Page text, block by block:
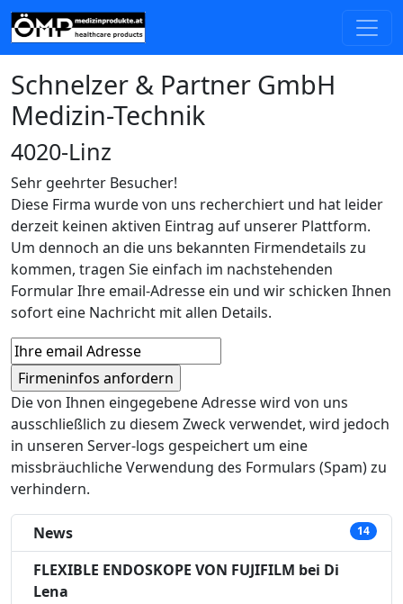
Schnelzer & Partner GmbH
Medizin-Technik
4020-Linz
Sehr geehrter Besucher!
Diese Firma wurde von uns recherchiert und hat leider
derzeit keinen aktiven Eintrag auf unserer Plattform.
Um dennoch an die uns bekannten Firmendetails zu
kommen, tragen Sie einfach im nachstehenden
Formular Ihre email-Adresse ein und wir schicken Ihnen
sofort eine Nachricht mit allen Details.
Die von Ihnen eingegebene Adresse wird von uns
ausschließlich zu diesem Zweck verwendet, wird jedoch
in unseren Server-logs gespeichert um eine
missbräuchliche Verwendung des Formulars (Spam) zu
verhindern.
News 14
FLEXIBLE ENDOSKOPE VON FUJIFILM bei Di
Lena